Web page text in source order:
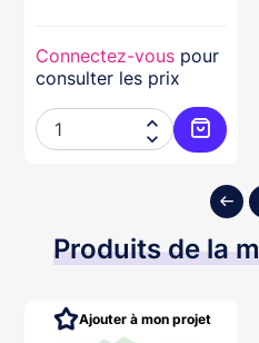
au panier
Connectez-vous pour
consulter les prix


Produits de la
Ajouter à mon projet